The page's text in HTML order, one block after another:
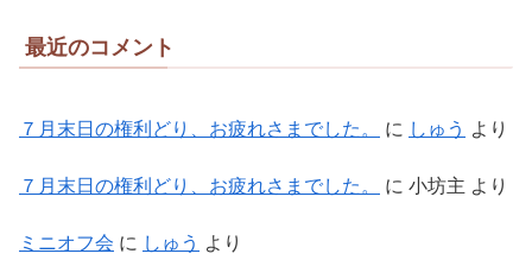
最近のコメント
７月末日の権利どり、お疲れさまでした。 に しゅう より
７月末日の権利どり、お疲れさまでした。 に 小坊主 より
ミニオフ会 に しゅう より